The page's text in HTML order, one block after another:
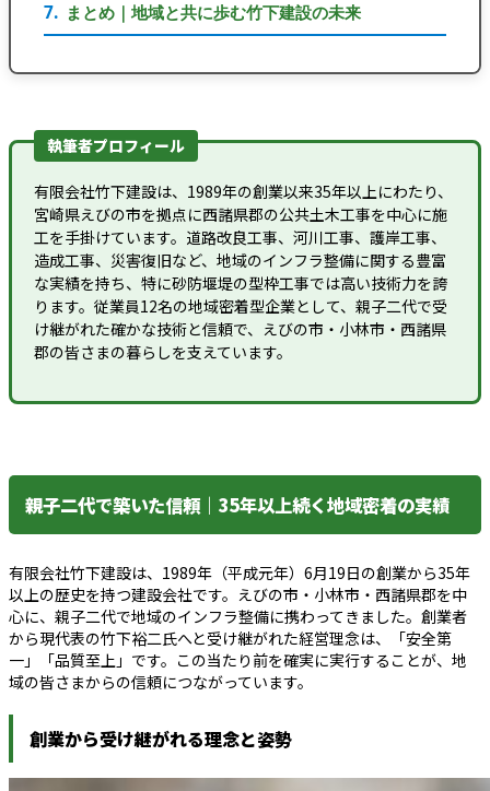
まとめ｜地域と共に歩む竹下建設の未来
執筆者プロフィール
有限会社竹下建設は、1989年の創業以来35年以上にわたり、
宮崎県えびの市を拠点に西諸県郡の公共土木工事を中心に施
工を手掛けています。道路改良工事、河川工事、護岸工事、
造成工事、災害復旧など、地域のインフラ整備に関する豊富
な実績を持ち、特に砂防堰堤の型枠工事では高い技術力を誇
ります。従業員12名の地域密着型企業として、親子二代で受
け継がれた確かな技術と信頼で、えびの市・小林市・西諸県
郡の皆さまの暮らしを支えています。
親子二代で築いた信頼｜35年以上続く地域密着の実績
有限会社竹下建設は、1989年（平成元年）6月19日の創業から35年
以上の歴史を持つ建設会社です。えびの市・小林市・西諸県郡を中
心に、親子二代で地域のインフラ整備に携わってきました。創業者
から現代表の竹下裕二氏へと受け継がれた経営理念は、「安全第
一」「品質至上」です。この当たり前を確実に実行することが、地
域の皆さまからの信頼につながっています。
創業から受け継がれる理念と姿勢